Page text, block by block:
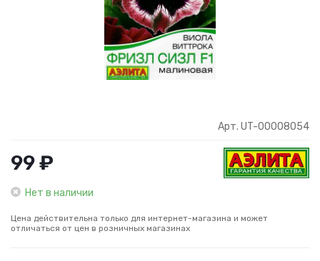
Арт. UT-00008054
99 ₽
Нет в наличии
Цена действительна только для интернет-магазина и может
отличаться от цен в розничных магазинах